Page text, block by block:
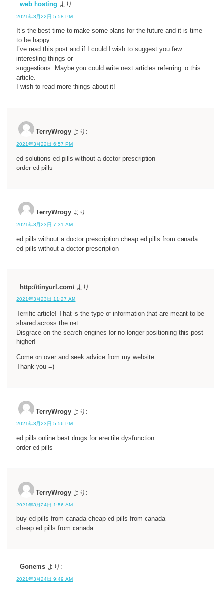
web hosting より:
2021年3月22日 5:58 PM
It’s the best time to make some plans for the future and it is time
to be happy.
I’ve read this post and if I could I wish to suggest you few
interesting things or
suggestions. Maybe you could write next articles referring to this
article.
I wish to read more things about it!
TerryWrogy より:
2021年3月22日 6:57 PM
ed solutions ed pills without a doctor prescription
order ed pills
TerryWrogy より:
2021年3月23日 7:31 AM
ed pills without a doctor prescription cheap ed pills from canada
ed pills without a doctor prescription
http://tinyurl.com/ より:
2021年3月23日 11:27 AM
Terrific article! That is the type of information that are meant to be
shared across the net.
Disgrace on the search engines for no longer positioning this post
higher!
Come on over and seek advice from my website .
Thank you =)
TerryWrogy より:
2021年3月23日 5:56 PM
ed pills online best drugs for erectile dysfunction
order ed pills
TerryWrogy より:
2021年3月24日 1:56 AM
buy ed pills from canada cheap ed pills from canada
cheap ed pills from canada
Gonems より:
2021年3月24日 9:49 AM